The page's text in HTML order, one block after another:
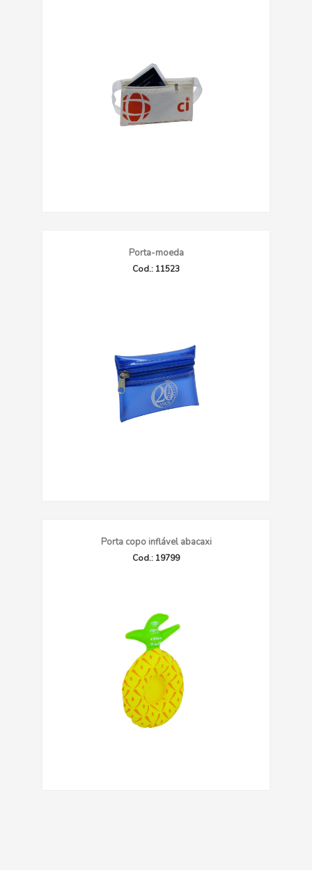
Porta-moeda
Cod.: 11523
Porta copo inflável abacaxi
Cod.: 19799